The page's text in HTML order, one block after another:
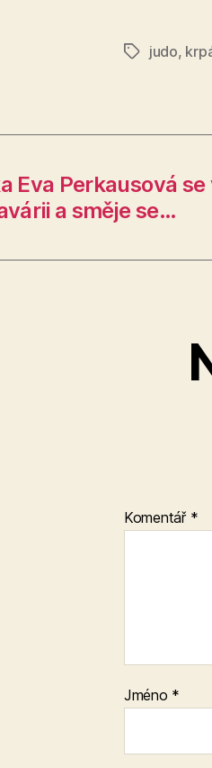
Štítkyjudo,
Eva Perkausová
a směje se…
Komentář *
Jméno *